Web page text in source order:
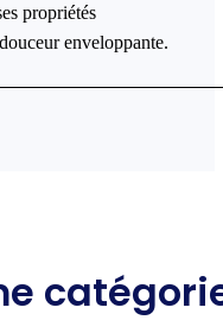
propriétés
enveloppante.